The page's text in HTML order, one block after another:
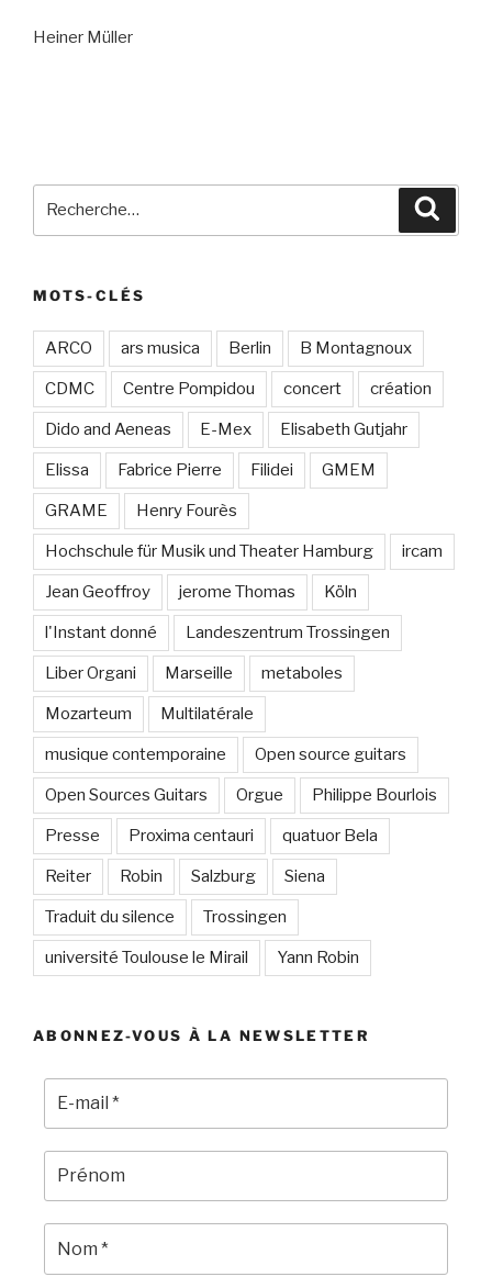
Heiner Müller
MOTS-CLÉS
ARCO ars musica Berlin B Montagnoux
CDMC Centre Pompidou concert création
Dido and Aeneas E-Mex Elisabeth Gutjahr
Elissa Fabrice Pierre Filidei GMEM
GRAME Henry Fourès
Hochschule für Musik und Theater Hamburg ircam
Jean Geoffroy jerome Thomas Köln
l'Instant donné Landeszentrum Trossingen
Liber Organi Marseille metaboles
Mozarteum Multilatérale
musique contemporaine Open source guitars
Open Sources Guitars Orgue Philippe Bourlois
Presse Proxima centauri quatuor Bela
Reiter Robin Salzburg Siena
Traduit du silence Trossingen
université Toulouse le Mirail Yann Robin
ABONNEZ-VOUS À LA NEWSLETTER